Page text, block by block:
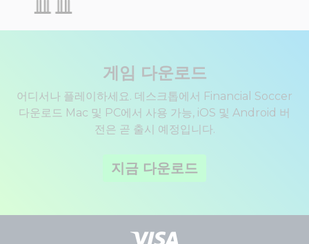
게임 다운로드
어디서나 플레이하세요. 데스크톱에서 Financial Soccer
다운로드 Mac 및 PC에서 사용 가능, iOS 및 Android 버
전은 곧 출시 예정입니다.
지금 다운로드